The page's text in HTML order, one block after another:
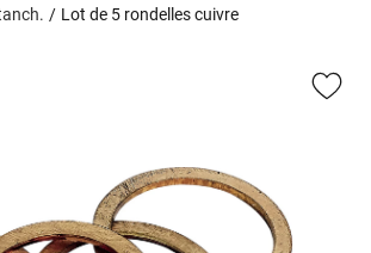
Lot de 5 rondelles cuivre